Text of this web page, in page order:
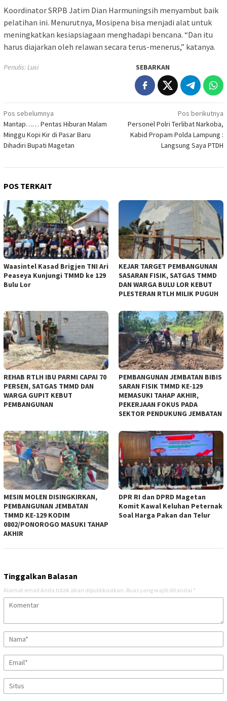
Koordinator SRPB Jatim Dian Harmuningsih menyambut baik
pelatihan ini. Menurutnya, Mosipena bisa menjadi alat untuk
meningkatkan kesiapsiagaan menghadapi bencana. “Dan itu
harus diajarkan oleh relawan secara terus-menerus,” katanya.
Penulis: Lusi SEBARKAN
Navigasi
pos
Pos sebelumnya
Mantap…… Pentas Hiburan Malam
Minggu Kopi Kir di Pasar Baru
Dihadiri Bupati Magetan
Pos berikutnya
Personel Polri Terlibat Narkoba,
Kabid Propam Polda Lampung :
Langsung Saya PTDH
POS TERKAIT
Waasintel Kasad Brigjen TNI Ari
Peaseya Kunjungi TMMD ke 129
Bulu Lor
KEJAR TARGET PEMBANGUNAN
SASARAN FISIK, SATGAS TMMD
DAN WARGA BULU LOR KEBUT
PLESTERAN RTLH MILIK PUGUH
REHAB RTLH IBU PARMI CAPAI 70
PERSEN, SATGAS TMMD DAN
WARGA GUPIT KEBUT
PEMBANGUNAN
PEMBANGUNAN JEMBATAN BIBIS
SARAN FISIK TMMD KE-129
MEMASUKI TAHAP AKHIR,
PEKERJAAN FOKUS PADA
SEKTOR PENDUKUNG JEMBATAN
MESIN MOLEN DISINGKIRKAN,
PEMBANGUNAN JEMBATAN
TMMD KE-129 KODIM
0802/PONOROGO MASUKI TAHAP
AKHIR
DPR RI dan DPRD Magetan
Komit Kawal Keluhan Peternak
Soal Harga Pakan dan Telur
Tinggalkan Balasan
Alamat email Anda tidak akan dipublikasikan. Ruas yang wajib ditandai *